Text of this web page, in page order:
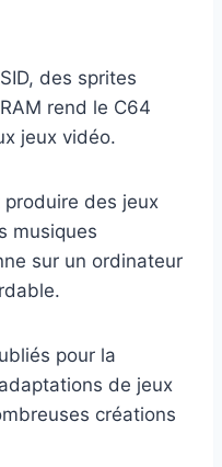
des sprites
rend le C64
jeux vidéo.
des jeux
musiques
sur un ordinateur
pour la
de jeux
créations